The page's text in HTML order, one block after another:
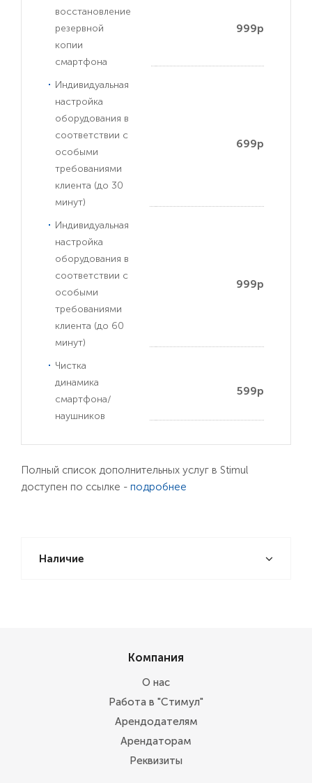
восстановление
резервной
копии
смартфона
999р
Индивидуальная
настройка
оборудования в
соответствии с
особыми
требованиями
клиента (до 30
минут)
699р
Индивидуальная
настройка
оборудования в
соответствии с
особыми
требованиями
клиента (до 60
минут)
999р
Чистка
динамика
смартфона/
наушников
599р
Полный список дополнительных услуг в Stimul
доступен по ссылке - подробнее
Наличие
Компания
О нас
Работа в "Стимул"
Арендодателям
Арендаторам
Реквизиты